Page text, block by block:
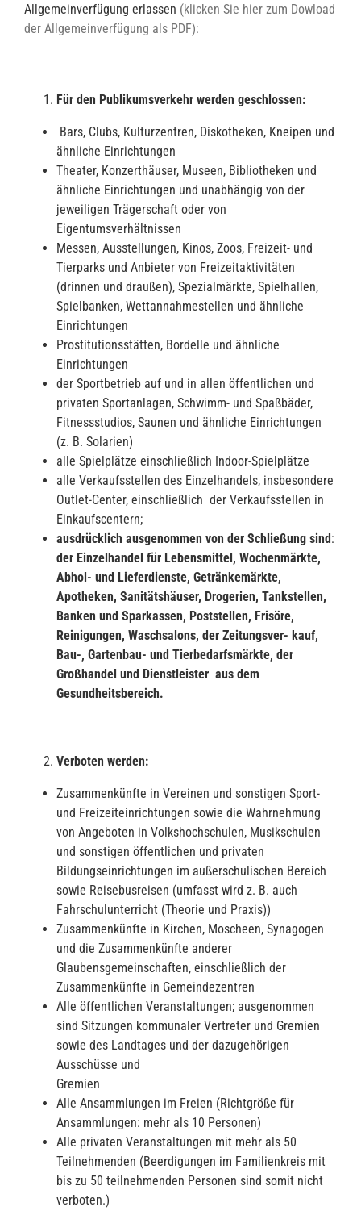
Allgemeinverfügung erlassen (klicken Sie hier zum Dowload
der Allgemeinverfügung als PDF):
Für den Publikumsverkehr werden geschlossen:
Bars, Clubs, Kulturzentren, Diskotheken, Kneipen und
ähnliche Einrichtungen
Theater, Konzerthäuser, Museen, Bibliotheken und
ähnliche Einrichtungen und unabhängig von der
jeweiligen Trägerschaft oder von
Eigentumsverhältnissen
Messen, Ausstellungen, Kinos, Zoos, Freizeit- und
Tierparks und Anbieter von Freizeitaktivitäten
(drinnen und draußen), Spezialmärkte, Spielhallen,
Spielbanken, Wettannahmestellen und ähnliche
Einrichtungen
Prostitutionsstätten, Bordelle und ähnliche
Einrichtungen
der Sportbetrieb auf und in allen öffentlichen und
privaten Sportanlagen, Schwimm- und Spaßbäder,
Fitnessstudios, Saunen und ähnliche Einrichtungen
(z. B. Solarien)
alle Spielplätze einschließlich Indoor-Spielplätze
alle Verkaufsstellen des Einzelhandels, insbesondere
Outlet-Center, einschließlich der Verkaufsstellen in
Einkaufscentern;
ausdrücklich ausgenommen von der Schließung sind:
der Einzelhandel für Lebensmittel, Wochenmärkte,
Abhol- und Lieferdienste, Getränkemärkte,
Apotheken, Sanitätshäuser, Drogerien, Tankstellen,
Banken und Sparkassen, Poststellen, Frisöre,
Reinigungen, Waschsalons, der Zeitungsver- kauf,
Bau-, Gartenbau- und Tierbedarfsmärkte, der
Großhandel und Dienstleister aus dem
Gesundheitsbereich.
Verboten werden:
Zusammenkünfte in Vereinen und sonstigen Sport-
und Freizeiteinrichtungen sowie die Wahrnehmung
von Angeboten in Volkshochschulen, Musikschulen
und sonstigen öffentlichen und privaten
Bildungseinrichtungen im außerschulischen Bereich
sowie Reisebusreisen (umfasst wird z. B. auch
Fahrschulunterricht (Theorie und Praxis))
Zusammenkünfte in Kirchen, Moscheen, Synagogen
und die Zusammenkünfte anderer
Glaubensgemeinschaften, einschließlich der
Zusammenkünfte in Gemeindezentren
Alle öffentlichen Veranstaltungen; ausgenommen
sind Sitzungen kommunaler Vertreter und Gremien
sowie des Landtages und der dazugehörigen
Ausschüsse und
Gremien
Alle Ansammlungen im Freien (Richtgröße für
Ansammlungen: mehr als 10 Personen)
Alle privaten Veranstaltungen mit mehr als 50
Teilnehmenden (Beerdigungen im Familienkreis mit
bis zu 50 teilnehmenden Personen sind somit nicht
verboten.)